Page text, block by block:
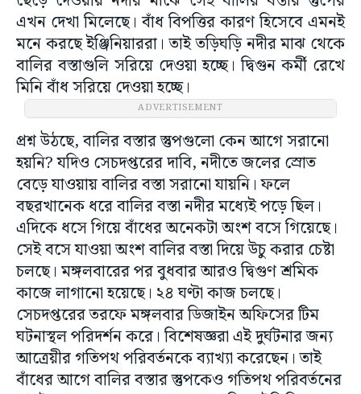
এখন দেখা মিলেছে। বাঁধ বিপত্তির কারণ হিসেবে এমনই
মনে করছে ইঞ্জিনিয়াররা। তাই তড়িঘড়ি নদীর মাঝ থেকে
বালির বস্তাগুলি সরিয়ে দেওয়া হচ্ছে। দ্বিগুন কর্মী রেখে
মিনি বাঁধ সরিয়ে দেওয়া হচ্ছে।
ADVERTISEMENT
প্রশ্ন উঠছে, বালির বস্তার স্তুপগুলো কেন আগে সরানো
হয়নি? যদিও সেচদপ্তরের দাবি, নদীতে জলের স্রোত
বেড়ে যাওয়ায় বালির বস্তা সরানো যায়নি। ফলে
বছরখানেক ধরে বালির বস্তা নদীর মধ্যেই পড়ে ছিল।
এদিকে ধসে গিয়ে বাঁধের অনেকটা অংশ বসে গিয়েছে।
সেই বসে যাওয়া অংশ বালির বস্তা দিয়ে উচু করার চেষ্টা
চলছে। মঙ্গলবারের পর বুধবার আরও দ্বিগুণ শ্রমিক
কাজে লাগানো হয়েছে। ২৪ ঘণ্টা কাজ চলছে।
সেচদপ্তরের তরফে মঙ্গলবার ডিজাইন অফিসের টিম
ঘটনাস্থল পরিদর্শন করে। বিশেষজ্ঞরা এই দুর্ঘটনার জন্য
আত্রেয়ীর গতিপথ পরিবর্তনকে ব্যাখ্যা করেছেন। তাই
বাঁধের আগে বালির বস্তার স্তুপকেও গতিপথ পরিবর্তনের